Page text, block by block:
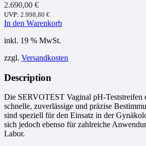
2.690,00 €
UVP: 2.998,80 €
In den Warenkorb
inkl. 19 % MwSt.
zzgl. Versandkosten
Description
Die SERVOTEST Vaginal pH-Teststreifen
schnelle, zuverlässige und präzise
sind speziell für den Einsatz in der
sich jedoch ebenso für zahlreiche
Labor.